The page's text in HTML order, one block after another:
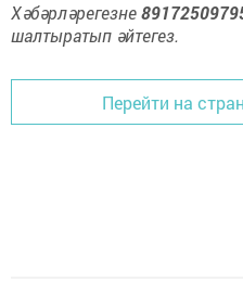
Хәбәрләрегезне
шалтыратып әйтегез.
Перейти на